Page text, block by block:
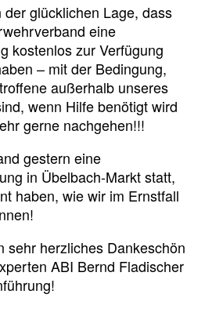
glücklichen Lage, dass
eine
kostenlos zur Verfügung
– mit der Bedingung,
außerhalb unseres
wenn Hilfe benötigt wird
gerne nachgehen!!!
gestern eine
in Übelbach-Markt statt,
haben, wie wir im Ernstfall
sehr herzliches Dankeschön
ABI Bernd Fladischer